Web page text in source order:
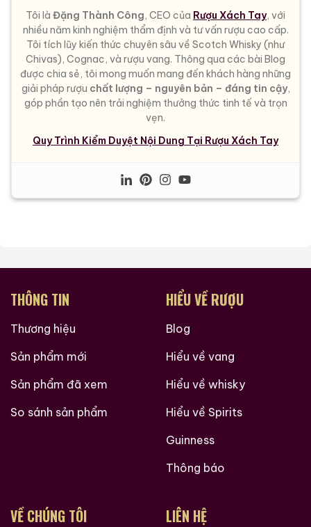
Tôi là Đặng Thành Công, CEO của Rượu Xách Tay, với
nhiều năm kinh nghiệm thẩm định và tư vấn rượu cao cấp.
Tôi tích lũy kiến thức chuyên sâu về Scotch Whisky (như
Chivas), Cognac, và rượu vang. Thông qua các bài Blog
được chia sẻ, tôi mong muốn mang đến khách hàng những
giải pháp rượu chất lượng – nguyên bản – đáng tin cậy,
góp phần tạo nên trải nghiệm thưởng thức tinh tế và trọn
vẹn.
Quy Trình Kiểm Duyệt Nội Dung Tại Rượu Xách Tay
THÔNG TIN
Thương hiệu
Sản phẩm mới
Sản phẩm đã xem
So sánh sản phẩm
HIỂU VỀ RƯỢU
Blog
Hiểu về vang
Hiểu về whisky
Hiểu về Spirits
Guinness
Thông báo
VỀ CHÚNG TÔI LIÊN HỆ